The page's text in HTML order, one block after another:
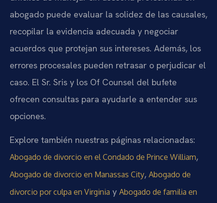
abogado puede evaluar la solidez de las causales,
recopilar la evidencia adecuada y negociar
acuerdos que protejan sus intereses. Además, los
errores procesales pueden retrasar o perjudicar el
caso. El Sr. Sris y los Of Counsel del bufete
ofrecen consultas para ayudarle a entender sus
opciones.
Explore también nuestras páginas relacionadas:
Abogado de divorcio en el Condado de Prince William,
Abogado de divorcio en Manassas City, Abogado de
divorcio por culpa en Virginia y Abogado de familia en